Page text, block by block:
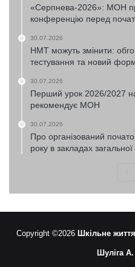
«Серпнева-2026»: МОН
конференцію перед
30.07.2026
НМТ можуть змінити:
тестування та новий
30.07.2026
Перший урок 2026/2027
рекомендує МОН
30.07.2026
Про організований
року в закладах загальної
Copyright ©2026 Шкільне
Шуліга